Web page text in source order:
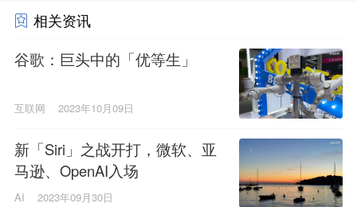
相关资讯
谷歌：巨头中的「优等生」
互联网 2023年10月09日
新「Siri」之战开打，微软、亚
马逊、OpenAI入场
AI 2023年09月30日